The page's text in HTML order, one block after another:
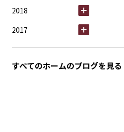
2018
2017
すべてのホームのブログを見る